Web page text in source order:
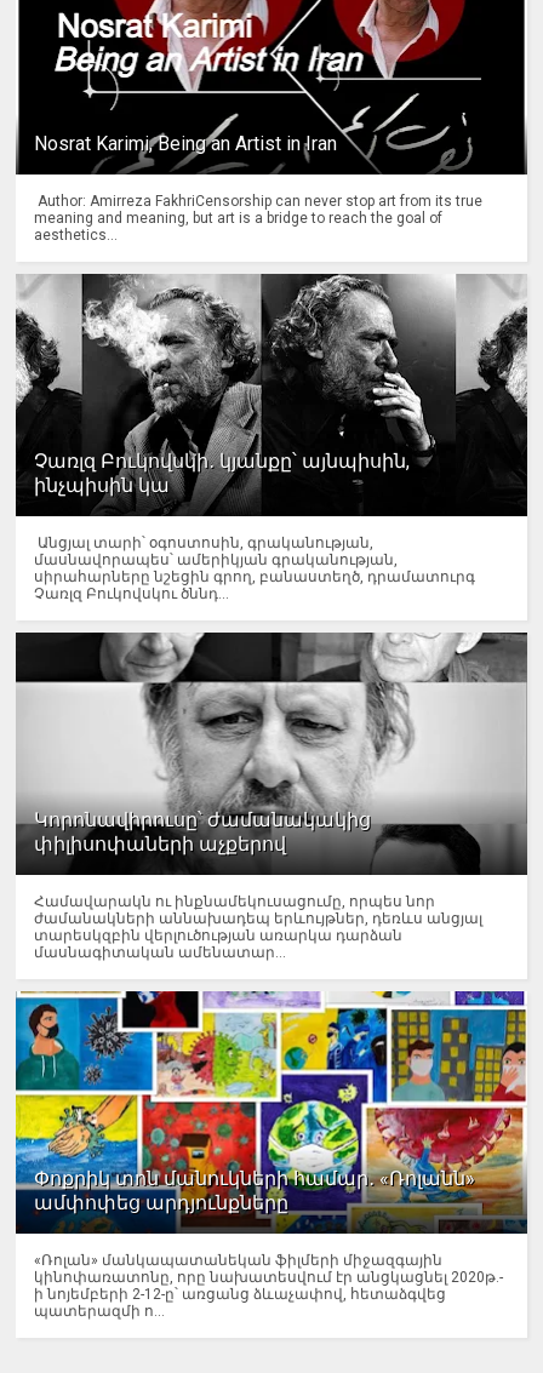
Nosrat Karimi, Being an Artist in Iran
Author: Amirreza FakhriCensorship can never stop art from its true
meaning and meaning, but art is a bridge to reach the goal of
aesthetics...
Չառլզ Բուկովսկի․ կյանքը՝ այնպիսին,
ինչպիսին կա
Անցյալ տարի՝ օգոստոսին, գրականության,
մասնավորապես՝ ամերիկյան գրականության,
սիրահարները նշեցին գրող, բանաստեղծ, դրամատուրգ
Չառլզ Բուկովսկու ծննդ...
Կորոնավիրուսը՝ ժամանակակից
փիլիսոփաների աչքերով
Համավարակն ու ինքնամեկուսացումը, որպես նոր
ժամանակների աննախադեպ երևույթներ, դեռևս անցյալ
տարեսկզբին վերլուծության առարկա դարձան
մասնագիտական ամենատար...
Փոքրիկ տոն մանուկների համար․ «Ռոլանն»
ամփոփեց արդյունքները
«Ռոլան» մանկապատանեկան ֆիլմերի միջազգային
կինոփառատոնը, որը նախատեսվում էր անցկացնել 2020թ.-
ի նոյեմբերի 2-12-ը՝ առցանց ձևաչափով, հետաձգվեց
պատերազմի ո...